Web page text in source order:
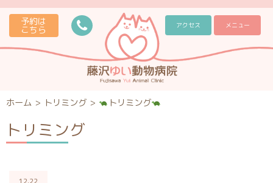
予約は
こちら アクセス メニュー
ホーム > トリミング > トリミング
トリミング
12.22